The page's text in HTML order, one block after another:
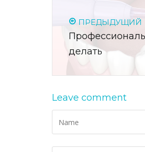
ПРЕДЫДУЩИЙ
делать
Leave comment